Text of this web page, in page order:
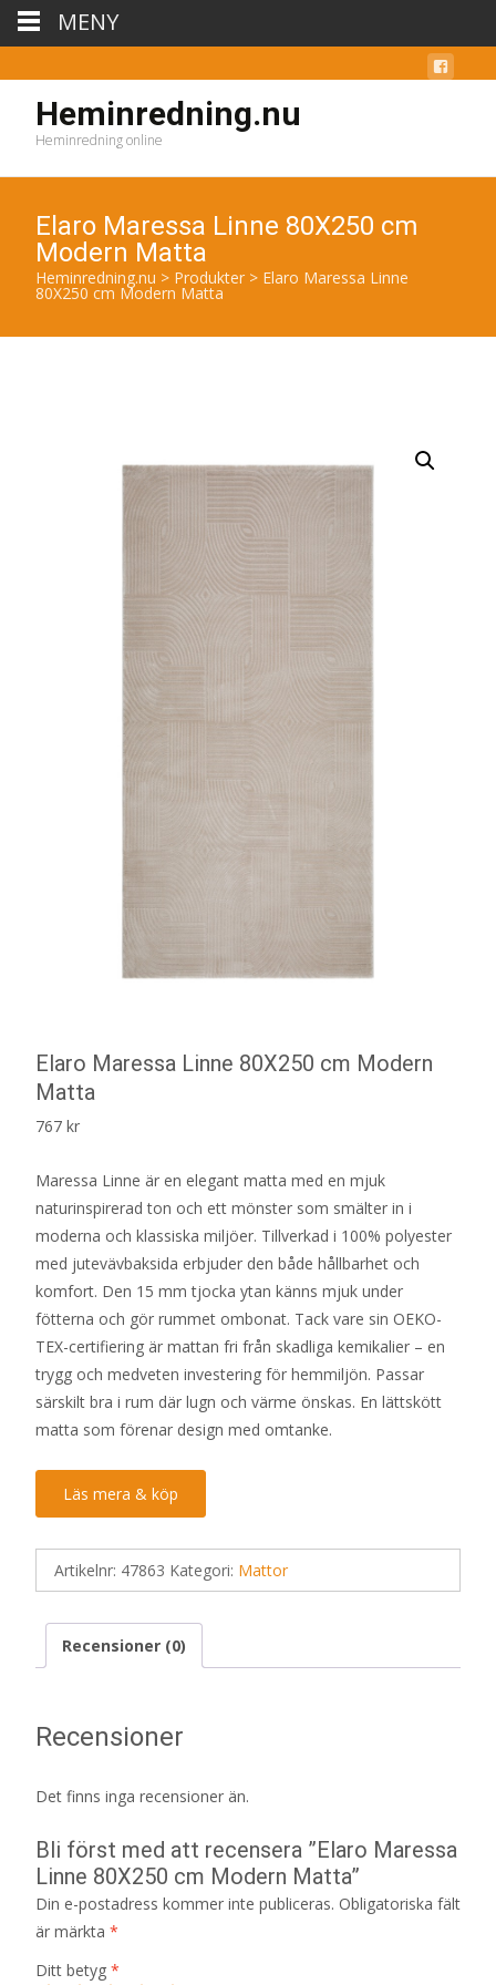
Heminredning.nu
Heminredning online
Elaro Maressa Linne 80X250 cm
Modern Matta
Heminredning.nu > Produkter > Elaro Maressa Linne
80X250 cm Modern Matta
Elaro Maressa Linne 80X250 cm Modern
Matta
767 kr
Maressa Linne är en elegant matta med en mjuk
naturinspirerad ton och ett mönster som smälter in i
moderna och klassiska miljöer. Tillverkad i 100% polyester
med jutevävbaksida erbjuder den både hållbarhet och
komfort. Den 15 mm tjocka ytan känns mjuk under
fötterna och gör rummet ombonat. Tack vare sin OEKO-
TEX-certifiering är mattan fri från skadliga kemikalier – en
trygg och medveten investering för hemmiljön. Passar
särskilt bra i rum där lugn och värme önskas. En lättskött
matta som förenar design med omtanke.
Läs mera & köp
Artikelnr: 47863 Kategori: Mattor
Recensioner (0)
Recensioner
Det finns inga recensioner än.
Bli först med att recensera ”Elaro Maressa
Linne 80X250 cm Modern Matta”
Din e-postadress kommer inte publiceras. Obligatoriska fält
är märkta *
Ditt betyg *
MENY